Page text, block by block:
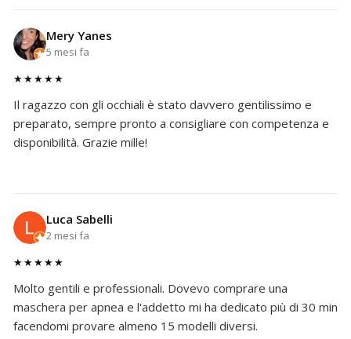
Mery Yanes
5 mesi fa
★★★★★
Il ragazzo con gli occhiali è stato davvero gentilissimo e
preparato, sempre pronto a consigliare con competenza e
disponibilità. Grazie mille!
Luca Sabelli
2 mesi fa
★★★★★
Molto gentili e professionali. Dovevo comprare una
maschera per apnea e l'addetto mi ha dedicato più di 30 min
facendomi provare almeno 15 modelli diversi.